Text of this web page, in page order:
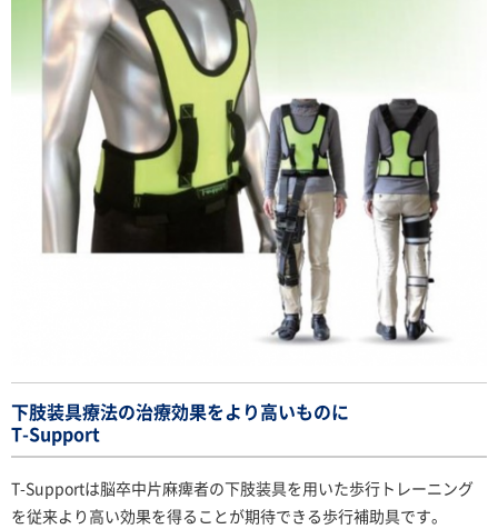
下肢装具療法の治療効果をより高いものに
T-Support
T-Supportは脳卒中片麻痺者の下肢装具を用いた歩行トレーニング
を従来より高い効果を得ることが期待できる歩行補助具です。